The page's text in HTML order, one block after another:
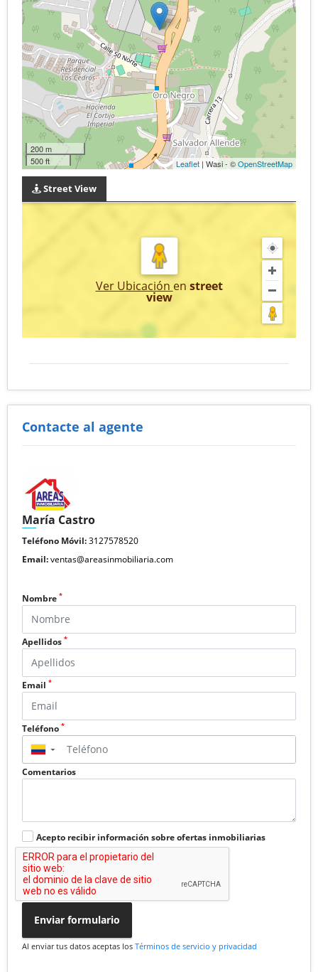
200 m
500 ft
Leaflet | Wasi - ©OpenStreetMap
Street View
Ver Ubicación en street
view
Contacte al agente
María Castro
Teléfono Móvil:3127578520
Email:ventas@areasinmobiliaria.com
Nombre *
Apellidos *
Email *
Teléfono *
▼
Comentarios
Acepto recibir información sobre ofertas inmobiliarias
Enviar formulario
Al enviar tus datos aceptas los Términos de servicio y privacidad